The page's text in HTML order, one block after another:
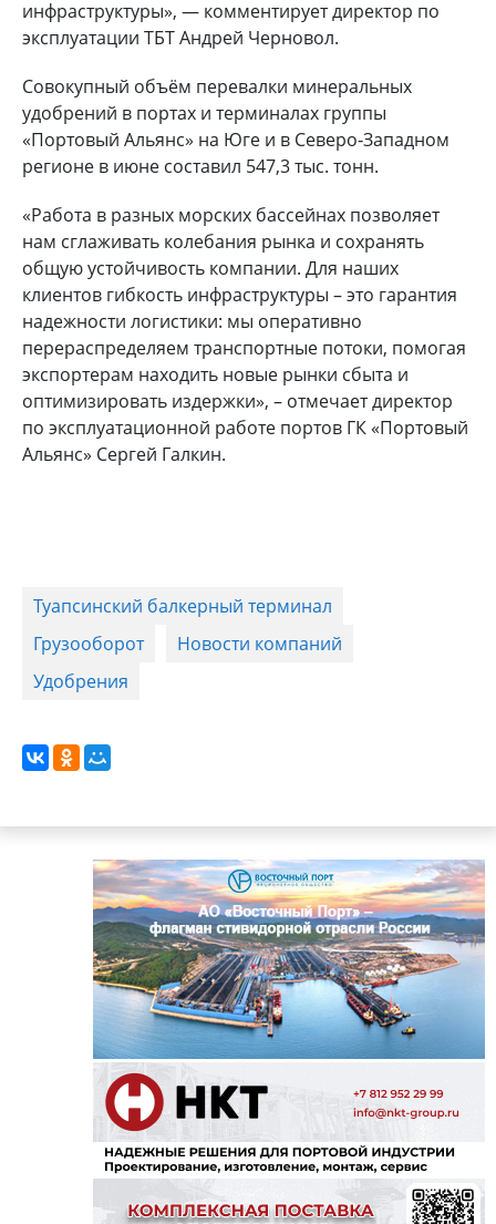
инфраструктуры», — комментирует директор по
эксплуатации ТБТ Андрей Черновол.
Совокупный объём перевалки минеральных
удобрений в портах и терминалах группы
«Портовый Альянс» на Юге и в Северо‑Западном
регионе в июне составил 547,3 тыс. тонн.
«Работа в разных морских бассейнах позволяет
нам сглаживать колебания рынка и сохранять
общую устойчивость компании. Для наших
клиентов гибкость инфраструктуры – это гарантия
надежности логистики: мы оперативно
перераспределяем транспортные потоки, помогая
экспортерам находить новые рынки сбыта и
оптимизировать издержки», – отмечает директор
по эксплуатационной работе портов ГК «Портовый
Альянс» Сергей Галкин.
Туапсинский балкерный терминал
Грузооборот
Новости компаний
Удобрения